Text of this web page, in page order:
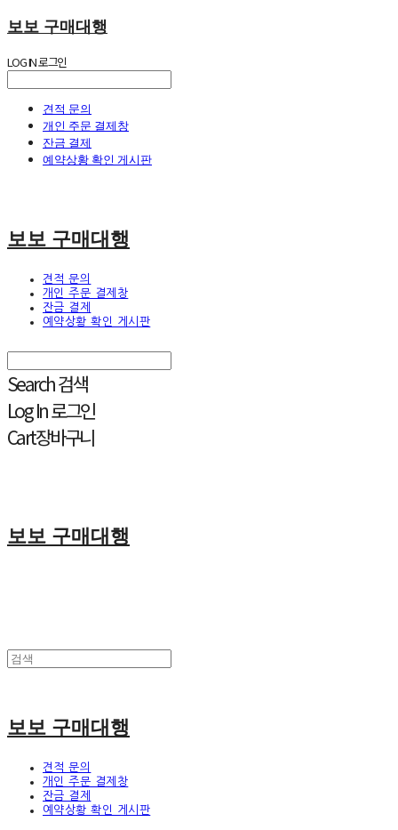
보보 구매대행
LOG IN로그인
견적 문의
개인 주문 결제창
잔금 결제
예약상황 확인 게시판
보보 구매대행
견적 문의
개인 주문 결제창
잔금 결제
예약상황 확인 게시판
Search검색
Log In로그인
Cart장바구니
보보 구매대행
보보 구매대행
견적 문의
개인 주문 결제창
잔금 결제
예약상황 확인 게시판